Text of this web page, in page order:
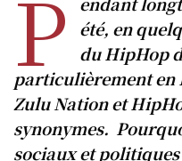
P
été, en
du HipHop
particulièrement en
Zulu Nation et
synonymes.
sociaux et